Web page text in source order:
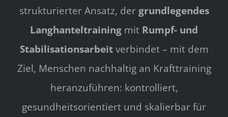
strukturierter Ansatz, der grundlegendes
Langhanteltraining mit Rumpf- und
Stabilisationsarbeitverbindet – mit dem
Ziel, Menschen nachhaltig an Krafttraining
heranzuführen: kontrolliert,
gesundheitsorientiert und skalierbar für